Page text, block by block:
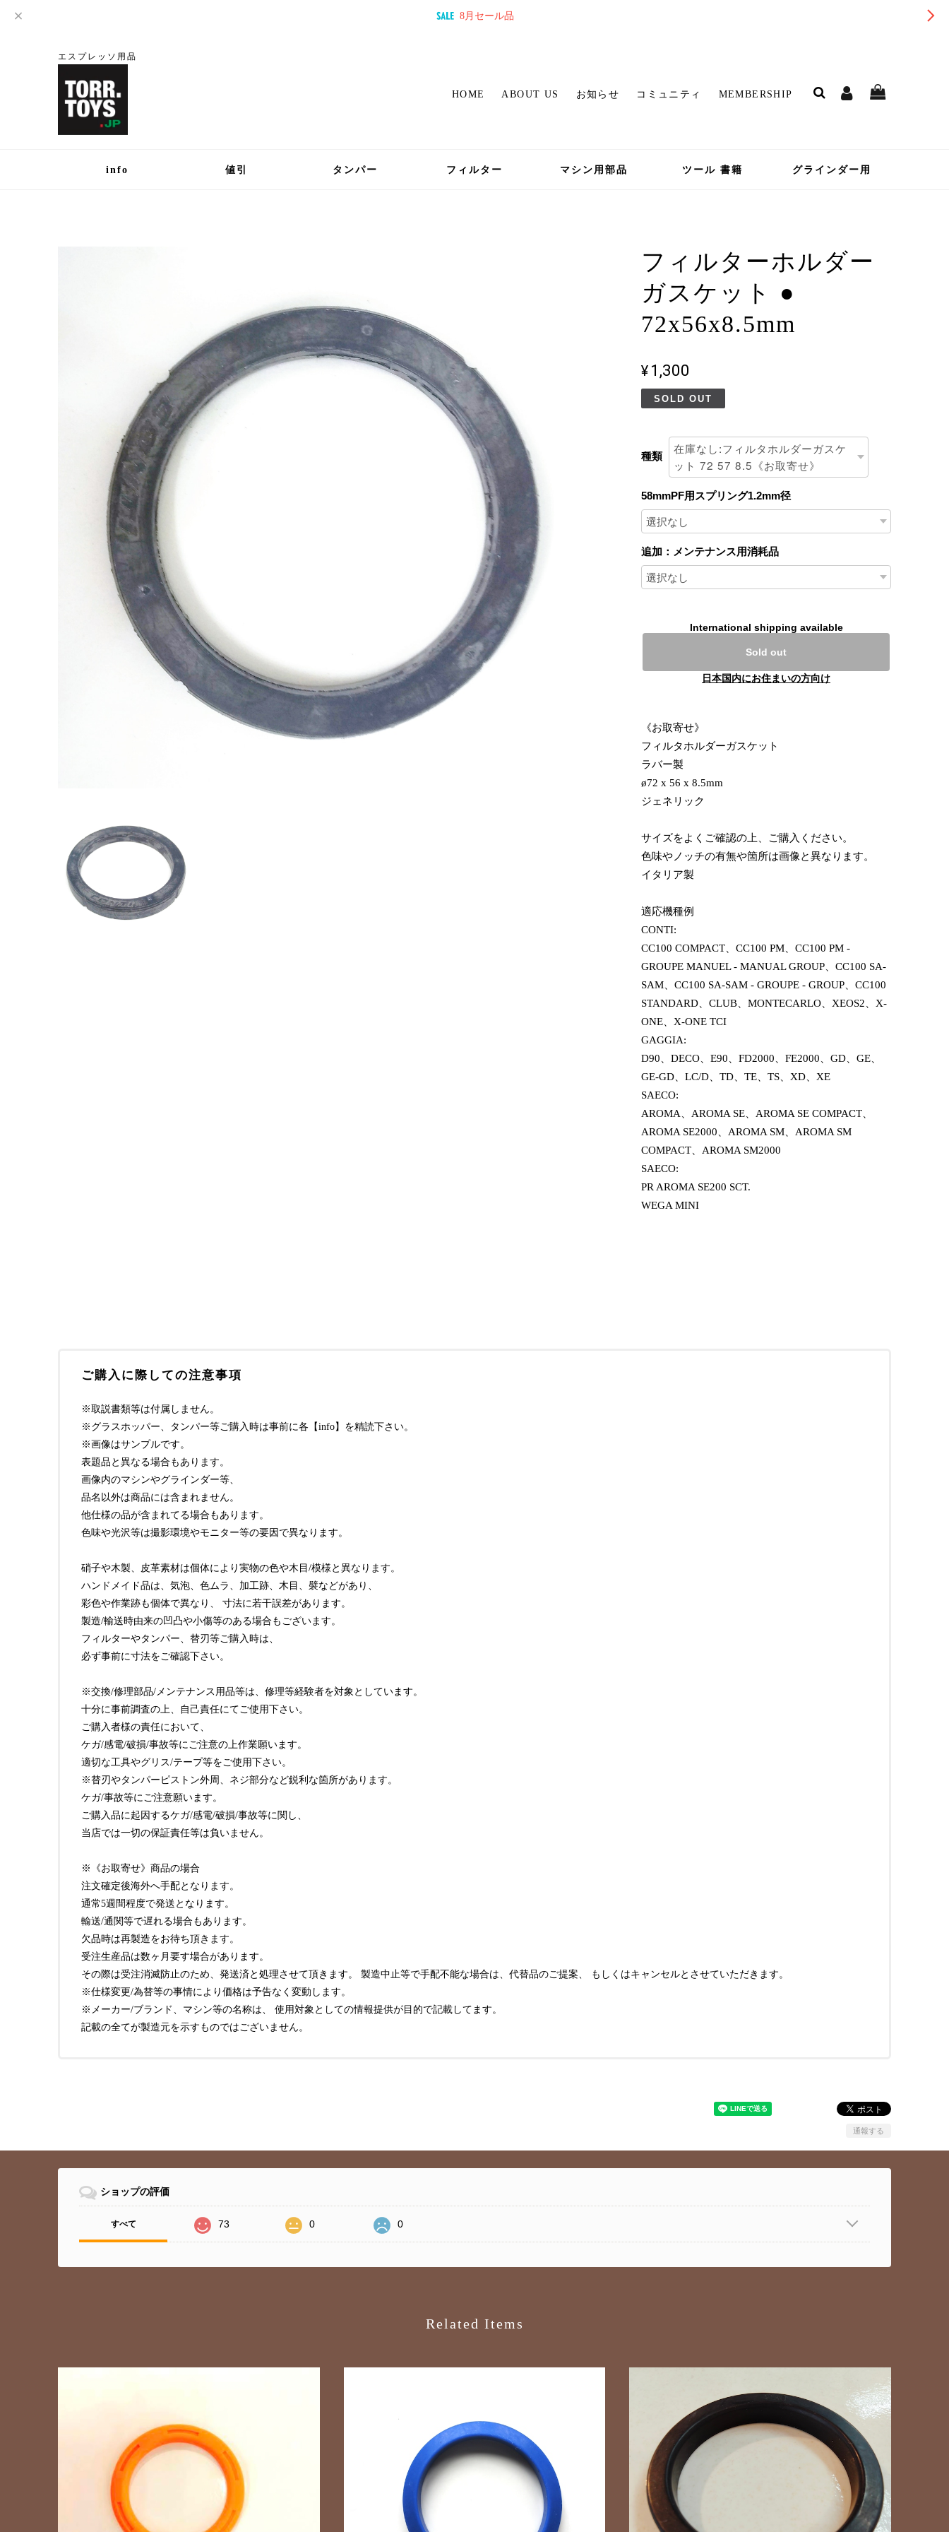
8月セール品
エスプレッソ用品
HOME ABOUT US お知らせ コミュニティ MEMBERSHIP
info 値引 タンパー フィルター マシン用部品 ツール 書籍 グラインダー用
フィルターホルダー
ガスケット ●
72x56x8.5mm
¥1,300
SOLD OUT
種類
58mmPF用スプリング1.2mm径
追加：メンテナンス用消耗品
International shipping available
Sold out
日本国内にお住まいの方向け
《お取寄せ》
フィルタホルダーガスケット
ラバー製
ø72 x 56 x 8.5mm
ジェネリック
サイズをよくご確認の上、ご購入ください。
色味やノッチの有無や箇所は画像と異なります。
イタリア製
適応機種例
CONTI:
CC100 COMPACT、CC100 PM、CC100 PM -
GROUPE MANUEL - MANUAL GROUP、CC100 SA-
SAM、CC100 SA-SAM - GROUPE - GROUP、CC100
STANDARD、CLUB、MONTECARLO、XEOS2、X-
ONE、X-ONE TCI
GAGGIA:
D90、DECO、E90、FD2000、FE2000、GD、GE、
GE-GD、LC/D、TD、TE、TS、XD、XE
SAECO:
AROMA、AROMA SE、AROMA SE COMPACT、
AROMA SE2000、AROMA SM、AROMA SM
COMPACT、AROMA SM2000
SAECO:
PR AROMA SE200 SCT.
WEGA MINI
ご購入に際しての注意事項
※取説書類等は付属しません。
※グラスホッパー、タンパー等ご購入時は事前に各【info】を精読下さい。
※画像はサンプルです。
表題品と異なる場合もあります。
画像内のマシンやグラインダー等、
品名以外は商品には含まれません。
他仕様の品が含まれてる場合もあります。
色味や光沢等は撮影環境やモニター等の要因で異なります。
硝子や木製、皮革素材は個体により実物の色や木目/模様と異なります。
ハンドメイド品は、気泡、色ムラ、加工跡、木目、襞などがあり、
彩色や作業跡も個体で異なり、 寸法に若干誤差があります。
製造/輸送時由来の凹凸や小傷等のある場合もございます。
フィルターやタンパー、替刃等ご購入時は、
必ず事前に寸法をご確認下さい。
※交換/修理部品/メンテナンス用品等は、修理等経験者を対象としています。
十分に事前調査の上、自己責任にてご使用下さい。
ご購入者様の責任において、
ケガ/感電/破損/事故等にご注意の上作業願います。
適切な工具やグリス/テープ等をご使用下さい。
※替刃やタンパーピストン外周、ネジ部分など鋭利な箇所があります。
ケガ/事故等にご注意願います。
ご購入品に起因するケガ/感電/破損/事故等に関し、
当店では一切の保証責任等は負いません。
※《お取寄せ》商品の場合
注文確定後海外へ手配となります。
通常5週間程度で発送となります。
輸送/通関等で遅れる場合もあります。
欠品時は再製造をお待ち頂きます。
受注生産品は数ヶ月要す場合があります。
その際は受注消滅防止のため、発送済と処理させて頂きます。 製造中止等で手配不能な場合は、代替品のご提案、 もしくはキャンセルとさせていただきます。
※仕様変更/為替等の事情により価格は予告なく変動します。
※メーカー/ブランド、マシン等の名称は、 使用対象としての情報提供が目的で記載してます。
記載の全てが製造元を示すものではございません。
通報する
ショップの評価
すべて 73 0 0
Related Items